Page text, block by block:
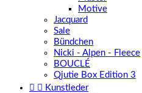
Motive
Jacquard
Sale
Bündchen
Nicki - Alpen - Fleece
BOUCLÉ
Qjutie Box Edition 3
  Kunstleder